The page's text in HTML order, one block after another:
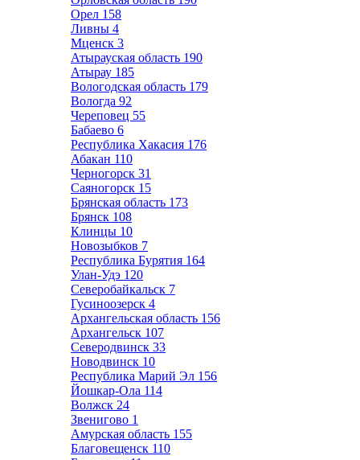
Орел 158
Ливны 4
Мценск 3
Атырауская область 190
Атырау 185
Вологодская область 179
Вологда 92
Череповец 55
Бабаево 6
Республика Хакасия 176
Абакан 110
Черногорск 31
Саяногорск 15
Брянская область 173
Брянск 108
Клинцы 10
Новозыбков 7
Республика Бурятия 164
Улан-Удэ 120
Северобайкальск 7
Гусиноозерск 4
Архангельская область 156
Архангельск 107
Северодвинск 33
Новодвинск 10
Республика Марий Эл 156
Йошкар-Ола 114
Волжск 24
Звенигово 1
Амурская область 155
Благовещенск 110